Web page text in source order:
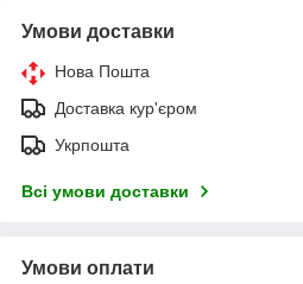
Умови доставки
Нова Пошта
Доставка кур'єром
Укрпошта
Всі умови доставки
Умови оплати